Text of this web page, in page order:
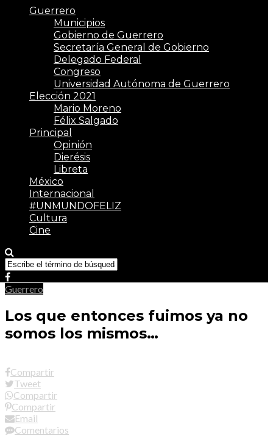
Guerrero
Municipios
Gobierno de Guerrero
Secretaría General de Gobierno
Delegado Federal
Congreso
Universidad Autónoma de Guerrero
Elección 2021
Mario Moreno
Félix Salgado
Principal
Opinión
Dierésis
Libreta
México
Internacional
#UNMUNDOFELIZ
Cultura
Cine
Guerrero
Los que entonces fuimos ya no
somos los mismos…
Compartir
Tweet
Compartir
Compartir
Email
Comentarios